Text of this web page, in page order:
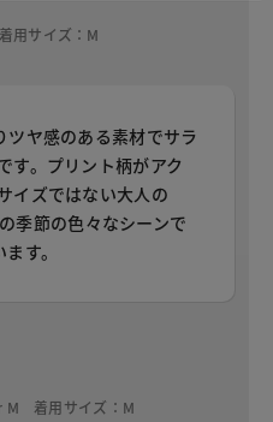
用サイズ：M
ヤ感のある素材でサラ
す。プリント柄がアク
イズではない大人の
季節の色々なシーンで
す。
M 着用サイズ：M